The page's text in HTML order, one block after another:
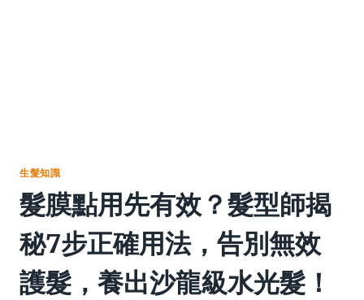
生髮知識
髮膜點用先有效？髮型師揭
秘7步正確用法，告別無效
護髮，養出沙龍級水光髮！